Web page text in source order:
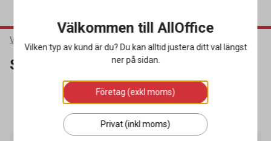
Varumärken
Sharp
SORTERA
44 produkter
Välkommen till AllOffice
Vilken typ av kund är du? Du kan alltid justera ditt val längst
ner på sidan.
Företag (exkl moms)
Privat (inkl moms)